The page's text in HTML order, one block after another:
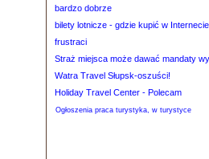
bardzo dobrze
bilety lotnicze - gdzie kupić w
frustraci
Straż miejsca może dawać mandaty
Watra Travel Słupsk-oszuści!
Holiday Travel Center - Polecam
Ogłoszenia praca turystyka, w turystyce